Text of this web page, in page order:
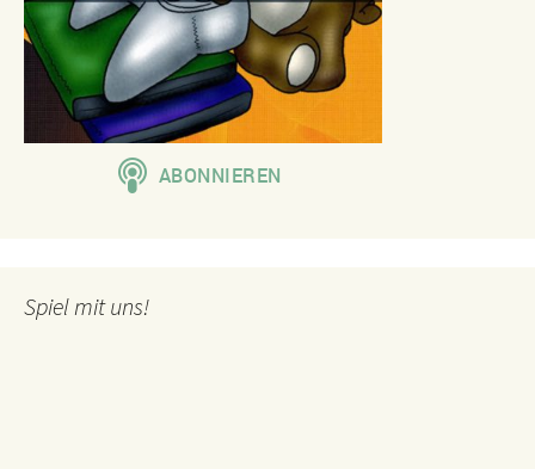
Spiel mit uns!